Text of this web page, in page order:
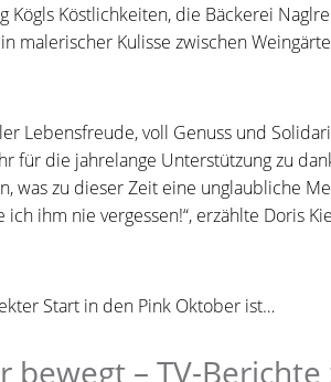
Kögls Köstlichkeiten, die Bäckerei
malerischer Kulisse zwischen
Lebensfreude, voll Genuss und
für die jahrelange Unterstützung zu
was zu dieser Zeit eine unglaubliche
ich ihm nie vergessen!“, erzählte Doris
Start in den Pink Oktober ist…
bewegt – TV-